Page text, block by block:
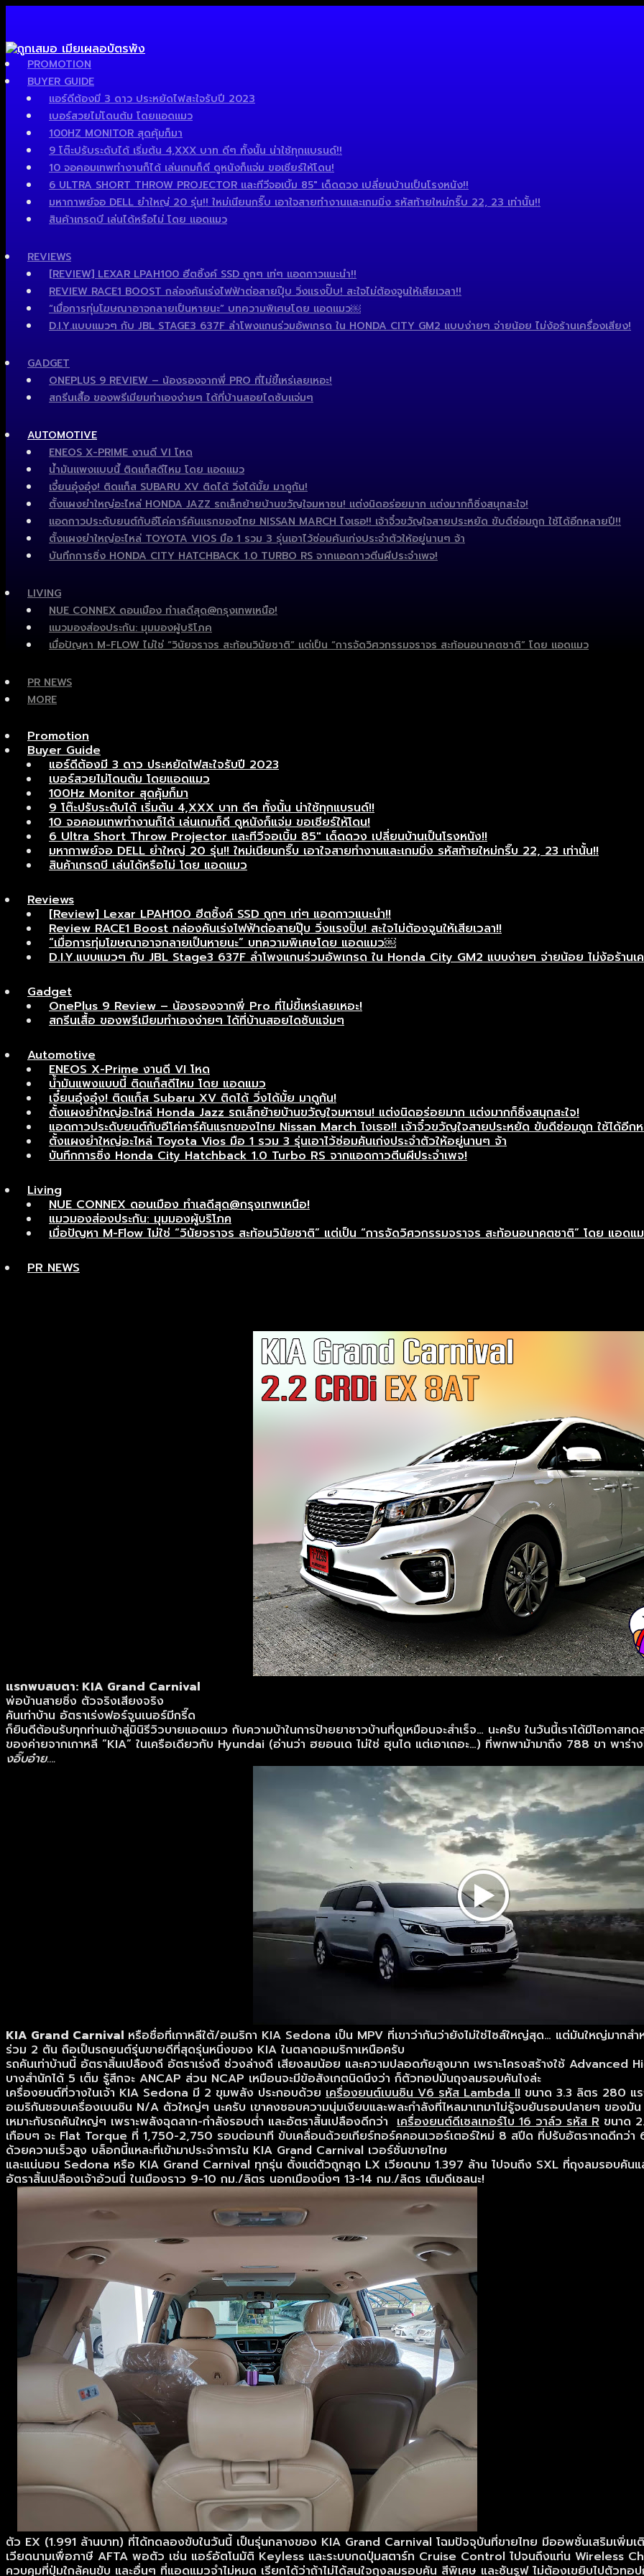
PROMOTION
BUYER GUIDE
แอร์ดีต้องมี 3 ดาว ประหยัดไฟสะใจรับปี 2023
เบอร์สวยไม่โดนต้ม โดยแอดแมว
100HZ MONITOR สุดคุ้มก็มา
9 โต๊ะปรับระดับได้ เริ่มต้น 4,XXX บาท ดีๆ ทั้งนั้น น่าใช้ทุกแบรนด์!!
10 จอคอมเทพทำงานก็ได้ เล่นเกมก็ดี ดูหนังก็แจ่ม ขอเชียร์ให้โดน!
6 ULTRA SHORT THROW PROJECTOR และทีวีจอเบิ้ม 85″ เด็ดดวง เปลี่ยนบ้านเป็นโรงหนัง!!
มหากาพย์จอ DELL ยำใหญ่ 20 รุ่น!! ใหม่เนียนกริ๊บ เอาใจสายทำงานและเกมมิ่ง รหัสท้ายใหม่กริ๊บ 22, 23 เท่านั้น!!
สินค้าเกรดบี เล่นได้หรือไม่ โดย แอดแมว
REVIEWS
[REVIEW] LEXAR LPAH100 ฮีตซิ้งค์ SSD ถูกๆ เท่ๆ แอดกาวแนะนำ!!
REVIEW RACE1 BOOST กล่องคันเร่งไฟฟ้าต่อสายปุ๊บ วิ่งแรงปั๊บ! สะใจไม่ต้องจูนให้เสียเวลา!!
“เมื่อการทุ่มโฆษณาอาจกลายเป็นหายนะ” บทความพิเศษโดย แอดแมว￼
D.I.Y.แบบแมวๆ กับ JBL STAGE3 637F ลำโพงแกนร่วมอัพเกรด ใน HONDA CITY GM2 แบบง่ายๆ จ่ายน้อย ไม่ง้อร้านเครื่องเสียง!
GADGET
ONEPLUS 9 REVIEW – น้องรองจากพี่ PRO ที่ไม่ขี้เหร่เลยเหอะ!
สกรีนเสื้อ ของพรีเมียมทำเองง่ายๆ ได้ที่บ้านสอยไดซับแจ่มๆ
AUTOMOTIVE
ENEOS X-PRIME งานดี VI โหด
น้ำมันแพงแบบนี้ ติดแก็สดีไหม โดย แอดแมว
เจี๋ยนอุ๋งอุ๋ง! ติดแก็ส SUBARU XV ติดได้ วิ่งได้มั้ย มาดูกัน!
ตั้งแผงยำใหญ่อะไหล่ HONDA JAZZ รถเล็กย้ายบ้านขวัญใจมหาชน! แต่งนิดอร่อยมาก แต่งมากก็ซิ่งสนุกสะใจ!
แอดกาวประดับยนต์กับอีโค่คาร์คันแรกของไทย NISSAN MARCH ไงเธอ!! เจ้าจิ๋วขวัญใจสายประหยัด ขับดีซ่อมถูก ใช้ได้อีกหลายปี!!
ตั้งแผงยำใหญ่อะไหล่ TOYOTA VIOS มือ 1 รวม 3 รุ่นเอาไว้ซ่อมคันเก่งประจำตัวให้อยู่นานๆ จ้า
บันทึกการซิ่ง HONDA CITY HATCHBACK 1.0 TURBO RS จากแอดกาวตีนผีประจำเพจ!
LIVING
NUE CONNEX ดอนเมือง ทำเลดีสุด@กรุงเทพเหนือ!
แมวมองส่องประกัน: มุมมองผู้บริโภค
เมื่อปัญหา M-FLOW ไม่ใช่ “วินัยจราจร สะท้อนวินัยชาติ” แต่เป็น “การจัดวิศวกรรมจราจร สะท้อนอนาคตชาติ” โดย แอดแมว
PR NEWS
MORE
Promotion
Buyer Guide
แอร์ดีต้องมี 3 ดาว ประหยัดไฟสะใจรับปี 2023
เบอร์สวยไม่โดนต้ม โดยแอดแมว
100Hz Monitor สุดคุ้มก็มา
9 โต๊ะปรับระดับได้ เริ่มต้น 4,XXX บาท ดีๆ ทั้งนั้น น่าใช้ทุกแบรนด์!!
10 จอคอมเทพทำงานก็ได้ เล่นเกมก็ดี ดูหนังก็แจ่ม ขอเชียร์ให้โดน!
6 Ultra Short Throw Projector และทีวีจอเบิ้ม 85″ เด็ดดวง เปลี่ยนบ้านเป็นโรงหนัง!!
มหากาพย์จอ DELL ยำใหญ่ 20 รุ่น!! ใหม่เนียนกริ๊บ เอาใจสายทำงานและเกมมิ่ง รหัสท้ายใหม่กริ๊บ 22, 23 เท่านั้น!!
สินค้าเกรดบี เล่นได้หรือไม่ โดย แอดแมว
Reviews
[Review] Lexar LPAH100 ฮีตซิ้งค์ SSD ถูกๆ เท่ๆ แอดกาวแนะนำ!!
Review RACE1 Boost กล่องคันเร่งไฟฟ้าต่อสายปุ๊บ วิ่งแรงปั๊บ! สะใจไม่ต้องจูนให้เสียเวลา!!
“เมื่อการทุ่มโฆษณาอาจกลายเป็นหายนะ” บทความพิเศษโดย แอดแมว￼
D.I.Y.แบบแมวๆ กับ JBL Stage3 637F ลำโพงแกนร่วมอัพเกรด ใน Honda City GM2 แบบง่ายๆ จ่ายน้อย ไม่ง้อร้านเ
Gadget
OnePlus 9 Review – น้องรองจากพี่ Pro ที่ไม่ขี้เหร่เลยเหอะ!
สกรีนเสื้อ ของพรีเมียมทำเองง่ายๆ ได้ที่บ้านสอยไดซับแจ่มๆ
Automotive
ENEOS X-Prime งานดี VI โหด
น้ำมันแพงแบบนี้ ติดแก็สดีไหม โดย แอดแมว
เจี๋ยนอุ๋งอุ๋ง! ติดแก็ส Subaru XV ติดได้ วิ่งได้มั้ย มาดูกัน!
ตั้งแผงยำใหญ่อะไหล่ Honda Jazz รถเล็กย้ายบ้านขวัญใจมหาชน! แต่งนิดอร่อยมาก แต่งมากก็ซิ่งสนุกสะใจ!
แอดกาวประดับยนต์กับอีโค่คาร์คันแรกของไทย Nissan March ไงเธอ!! เจ้าจิ๋วขวัญใจสายประหยัด ขับดีซ่อมถูก ใช้ได้อีก
ตั้งแผงยำใหญ่อะไหล่ Toyota Vios มือ 1 รวม 3 รุ่นเอาไว้ซ่อมคันเก่งประจำตัวให้อยู่นานๆ จ้า
บันทึกการซิ่ง Honda City Hatchback 1.0 Turbo RS จากแอดกาวตีนผีประจำเพจ!
Living
NUE CONNEX ดอนเมือง ทำเลดีสุด@กรุงเทพเหนือ!
แมวมองส่องประกัน: มุมมองผู้บริโภค
เมื่อปัญหา M-Flow ไม่ใช่ “วินัยจราจร สะท้อนวินัยชาติ” แต่เป็น “การจัดวิศวกรรมจราจร สะท้อนอนาคตชาติ” โดย แอดแ
PR NEWS
แรกพบสบตา: KIA Grand Carnival
พ่อบ้านสายซิ่ง ตัวจริงเสียงจริง
คันเท่าบ้าน อัตราเร่งฟอร์จูนเนอร์มีกรี๊ด
ก็ยินดีต้อนรับทุกท่านเข้าสู่มินิรีวิวบายแอดแมว กับความบ้าในการป้ายยาชาวบ้านที่ดูเหมือนจะสำเร็จ… นะครับ ในวันนี้เราได้มีโอกา
ของค่ายจากเกาหลี “KIA” ในเครือเดียวกับ Hyundai (อ่านว่า ฮยอนเด ไม่ใช่ ฮุนได แต่เอาเถอะ…) ที่พกพาม้ามาถึง 788 ขา พาร่
งอิ๊บอ๋าย….
KIA Grand Carnival หรือชื่อที่เกาหลีใต้/อเมริกา KIA Sedona เป็น MPV ที่เขาว่ากันว่ายังไม่ใช่ไซส์ใหญ่สุด… แต่มันใหญ่มากส
ร่วม 2 ตัน ถือเป็นรถยนต์รุ่นขายดีที่สุดรุ่นหนึ่งของ KIA ในตลาดอเมริกาเหนือครับ
รถคันเท่าบ้านนี้ อัตราสิ้นเปลืองดี อัตราเร่งดี ช่วงล่างดี เสียงลมน้อย และความปลอดภัยสูงมาก เพราะโครงสร้างใช้
บางสำนักได้ 5 เต็ม รู้สึกจะ ANCAP ส่วน NCAP เหมือนจะมีข้อสังเกตนิดนึงว่า ก็ตัวทอปมันถุงลมรอบคันไงล่ะ
เครื่องยนต์ที่วางในเจ้า KIA Sedona มี 2 ขุมพลัง ประกอบด้วย เครื่องยนต์เบนซิน V6 รหัส Lambda II ขนาด 3.3 ลิตร 280 แร
อเมริกันชอบเครื่องเบนซิน N/A ตัวใหญ่ๆ นะครับ เขาคงชอบความนุ่มเงียบและพละกำลังที่ไหลมาเทมาไม่รู้จบยันรอบปลายๆ ของมั
เหมาะกับรถคันใหญ่ๆ เพราะพลังฉุดลาก-กำลังรอบต่ำ และอัตราสิ้นเปลืองดีกว่า เครื่องยนต์ดีเซลเทอร์โบ 16 วาล์ว รหัส R ขนาด
เกือบๆ จะ Flat Torque ที่ 1,750-2,750 รอบต่อนาที ขับเคลื่อนด้วยเกียร์ทอร์คคอนเวอร์เตอร์ใหม่ 8 สปีด ที่ปรับอัตราทดดีกว่า 6
ด้วยความเร็วสูง บล็อกนี้แหละที่เข้ามาประจำการใน KIA Grand Carnival เวอร์ชั่นขายไทย
และแน่นอน Sedona หรือ KIA Grand Carnival ทุกรุ่น ตั้งแต่ตัวถูกสุด LX เวียดนาม 1.397 ล้าน ไปจนถึง SXL ที่ถุงลมรอบคันแ
อัตราสิ้นเปลืองเจ้าอ้วนนี่ ในเมืองราว 9-10 กม./ลิตร นอกเมืองนิ่งๆ 13-14 กม./ลิตร เติมดีเซลนะ!
ตัว EX (1.991 ล้านบาท) ที่ได้ทดลองขับในวันนี้ เป็นรุ่นกลางของ KIA Grand Carnival โฉมปัจจุบันที่ขายไทย มีออพชั่นเสริมเพิ่มเ
เวียดนามเพื่อภาษี AFTA พอตัว เช่น แอร์อัตโนมัติ Keyless และระบบกดปุ่มสตาร์ท Cruise Control ไปจนถึงแท่น Wireless
ควบคุมที่ปุ่มใกล้คนขับ และอื่นๆ ที่แอดแมวจำไม่หมด เรียกได้ว่าถ้าไม่ได้สนใจถุงลมรอบคัน สีพิเศษ และซันรูฟ ไม่ต้องเขยิบไปตัวทอป